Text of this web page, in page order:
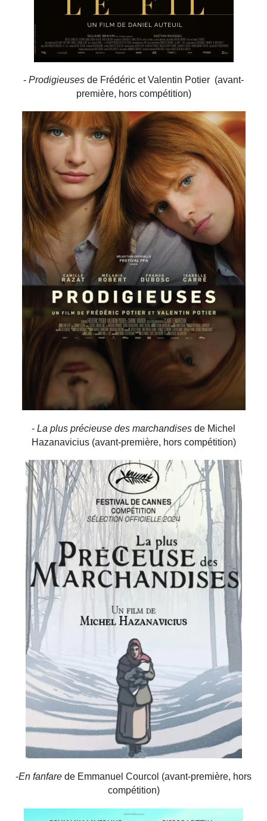
- Prodigieuses de Frédéric et Valentin Potier (avant-
première, hors compétition)
- La plus précieuse des marchandises de Michel
Hazanavicius (avant-première, hors compétition)
-En fanfare de Emmanuel Courcol (avant-première, hors
compétition)